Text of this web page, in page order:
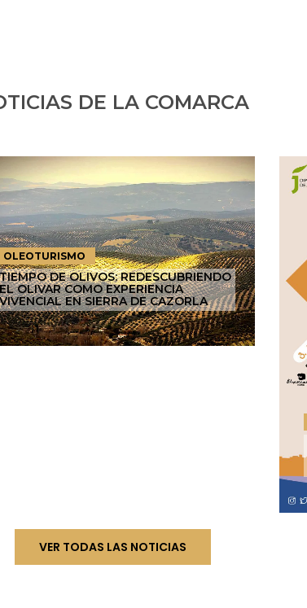
DE LA COMARCA
OLEOTURISMO
DE OLIVOS: REDESCUBRIENDO
OLIVAR COMO EXPERIENCIA
EN SIERRA DE CAZORLA
VER TODAS LAS NOTICIAS